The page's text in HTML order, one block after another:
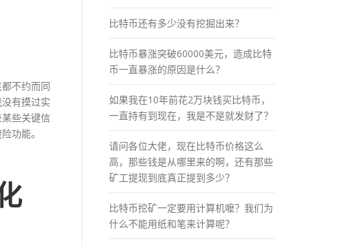
不约而同
有摸过实
些关键信
功能。
比特币还有多少没有挖掘出来？
比特币暴涨突破60000美元，造成比特
币一直暴涨的原因是什么？
如果我在10年前花2万块钱买比特币，
一直持有到现在，我是不是就发财了？
请问各位大佬，现在比特币价格这么
高，那些钱是从哪里来的啊，还有那些
矿工提现到底真正提到多少？
比特币挖矿一定要用计算机嚒？我们为
什么不能用纸和笔来计算呢？